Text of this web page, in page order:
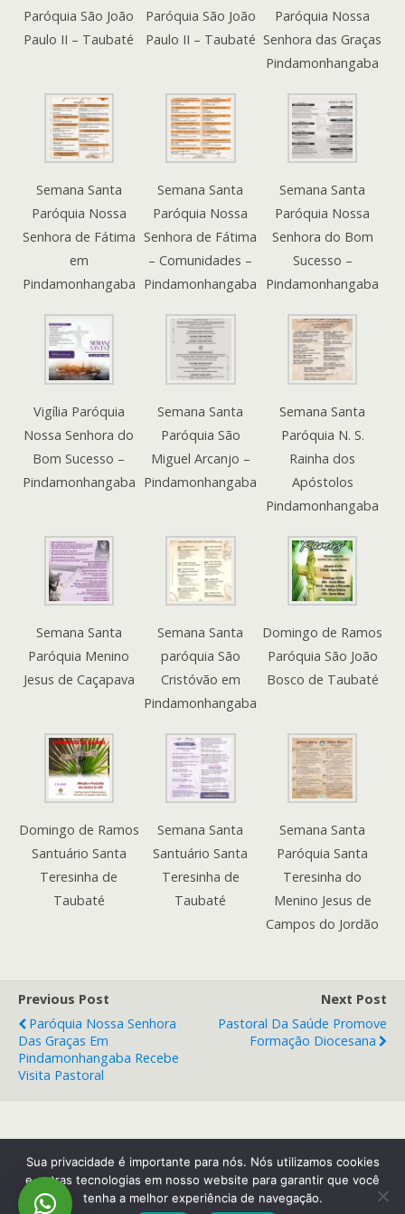
Paróquia São João
Paulo II – Taubaté
Paróquia São João
Paulo II – Taubaté
Paróquia Nossa
Senhora das Graças
Pindamonhangaba
Semana Santa
Paróquia Nossa
Senhora de Fátima
em
Pindamonhangaba
Semana Santa
Paróquia Nossa
Senhora de Fátima
– Comunidades –
Pindamonhangaba
Semana Santa
Paróquia Nossa
Senhora do Bom
Sucesso –
Pindamonhangaba
Vigília Paróquia
Nossa Senhora do
Bom Sucesso –
Pindamonhangaba
Semana Santa
Paróquia São
Miguel Arcanjo –
Pindamonhangaba
Semana Santa
Paróquia N. S.
Rainha dos
Apóstolos
Pindamonhangaba
Semana Santa
Paróquia Menino
Jesus de Caçapava
Semana Santa
paróquia São
Cristóvão em
Pindamonhangaba
Domingo de Ramos
Paróquia São João
Bosco de Taubaté
Domingo de Ramos
Santuário Santa
Teresinha de
Taubaté
Semana Santa
Santuário Santa
Teresinha de
Taubaté
Semana Santa
Paróquia Santa
Teresinha do
Menino Jesus de
Campos do Jordão
Previous Post
Paróquia Nossa Senhora
Das Graças Em
Pindamonhangaba Recebe
Visita Pastoral
Next Post
Pastoral Da Saúde Promove
Formação Diocesana
Back to top
Mobile Desktop
Sua privacidade é importante para nós. Nós utilizamos cookies
e outras tecnologias em nosso website para garantir que você
tenha a melhor experiência de navegação.